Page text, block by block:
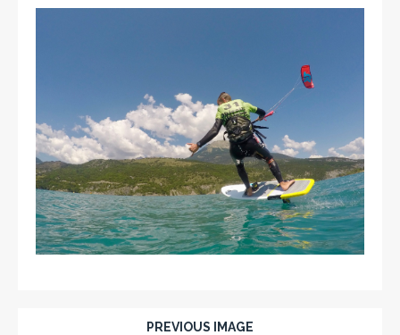
PREVIOUS IMAGE